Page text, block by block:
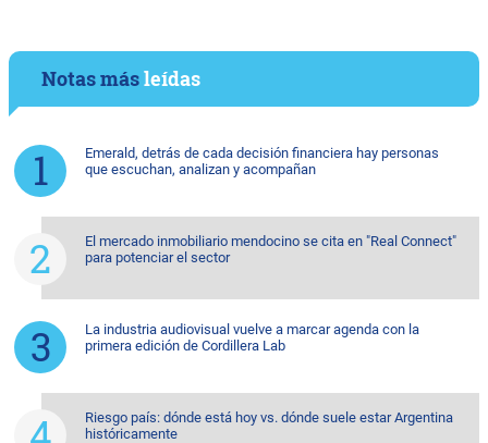
Notas másleídas
Emerald, detrás de cada decisión financiera hay personas
que escuchan, analizan y acompañan
El mercado inmobiliario mendocino se cita en "Real Connect"
para potenciar el sector
La industria audiovisual vuelve a marcar agenda con la
primera edición de Cordillera Lab
Riesgo país: dónde está hoy vs. dónde suele estar Argentina
históricamente